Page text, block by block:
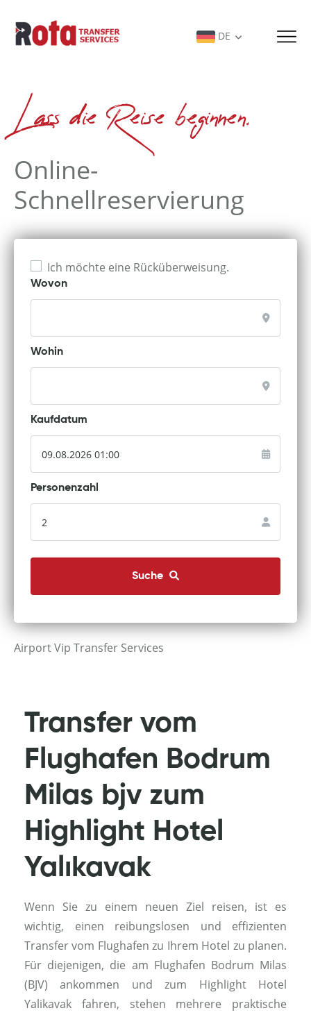
DE
Lass die Reise beginnen.
Online-
Schnellreservierung
Ich möchte eine Rücküberweisung.
Wovon
Wohin
Kaufdatum
Personenzahl
Suche
Airport Vip Transfer Services
Transfer vom
Flughafen Bodrum
Milas bjv zum
Highlight Hotel
Yalıkavak
Wenn Sie zu einem neuen Ziel reisen, ist es
wichtig, einen reibungslosen und effizienten
Transfer vom Flughafen zu Ihrem Hotel zu planen.
Für diejenigen, die am Flughafen Bodrum Milas
(BJV) ankommen und zum Highlight Hotel
Yalikavak fahren, stehen mehrere praktische